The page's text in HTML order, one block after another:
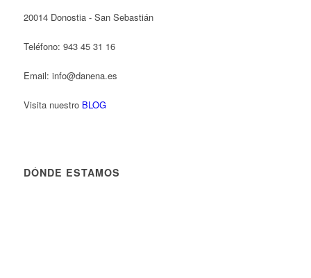
20014 Donostia - San Sebastián
Teléfono: 943 45 31 16
Email: info@danena.es
Visita nuestro BLOG
DÓNDE ESTAMOS